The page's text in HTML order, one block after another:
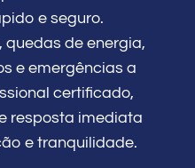
e seguro.
quedas de energia,
e emergências a
certificado,
resposta imediata
e tranquilidade.